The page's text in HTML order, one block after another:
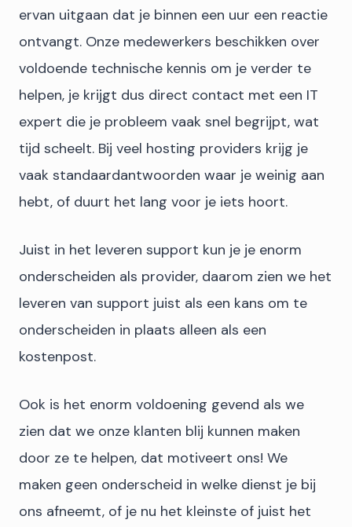
ervan uitgaan dat je binnen een uur een reactie
ontvangt. Onze medewerkers beschikken over
voldoende technische kennis om je verder te
helpen, je krijgt dus direct contact met een IT
expert die je probleem vaak snel begrijpt, wat
tijd scheelt. Bij veel hosting providers krijg je
vaak standaardantwoorden waar je weinig aan
hebt, of duurt het lang voor je iets hoort.
Juist in het leveren support kun je je enorm
onderscheiden als provider, daarom zien we het
leveren van support juist als een kans om te
onderscheiden in plaats alleen als een
kostenpost.
Ook is het enorm voldoening gevend als we
zien dat we onze klanten blij kunnen maken
door ze te helpen, dat motiveert ons! We
maken geen onderscheid in welke dienst je bij
ons afneemt, of je nu het kleinste of juist het